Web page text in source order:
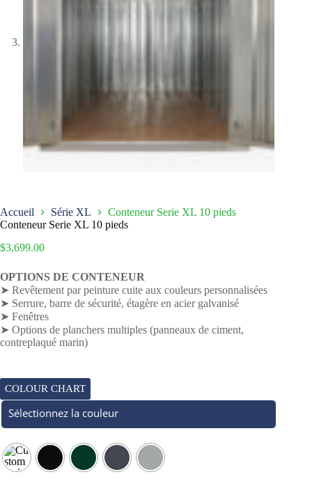
Accueil Série XL
Conteneur Serie XL 10 pieds
Conteneur Serie XL 10 pieds
$3,699.00
OPTIONS DE CONTENEUR
➤ Revêtement par peinture cuite aux couleurs personnalisées
➤ Serrure, barre de sécurité, étagère en acier galvanisé
➤ Fenêtres
➤ Options de planchers multiples (panneaux de ciment,
contreplaqué marin)
COLOUR CHART
Sélectionnez la couleur